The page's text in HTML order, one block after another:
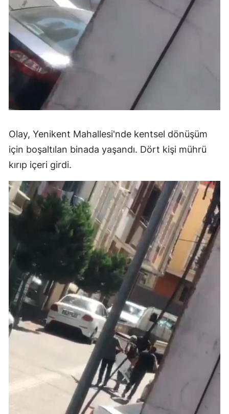
Olay, Yenikent Mahallesi'nde kentsel dönüşüm
için boşaltılan binada yaşandı. Dört kişi mührü
kırıp içeri girdi.